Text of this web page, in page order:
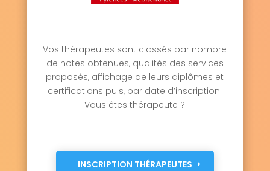
Vos thérapeutes sont classés par nombre
de notes obtenues, qualités des services
proposés, affichage de leurs diplômes et
certifications puis, par date d’inscription.
Vous êtes thérapeute ?
INSCRIPTION THÉRAPEUTES